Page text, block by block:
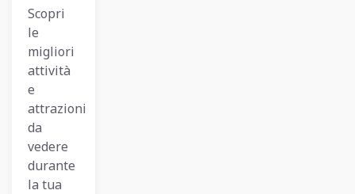
Scopri
le
migliori
attività
e
attrazioni
da
vedere
durante
la tua